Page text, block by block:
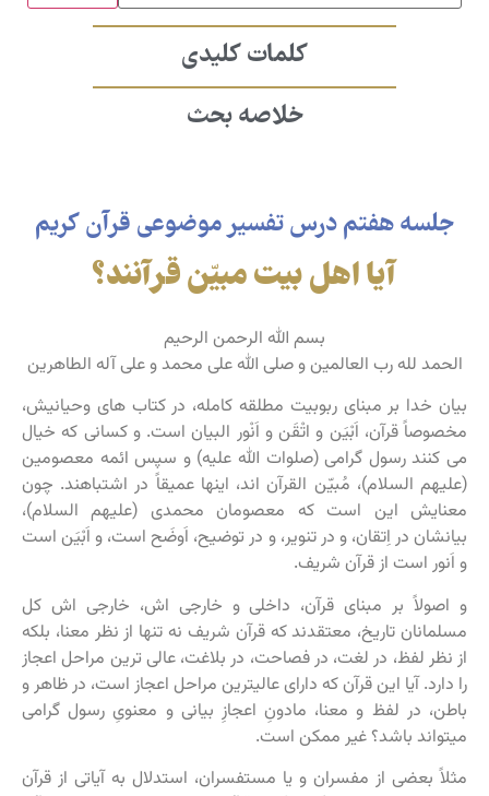
کلمات کلیدی
خلاصه بحث
جلسه هفتم درس تفسیر موضوعی قرآن کریم
آیا اهل بیت مبیّن قرآنند؟
بسم الله الرحمن الرحیم
الحمد لله رب العالمین و صلی الله علی محمد و علی آله الطاهرین
بیان خدا بر مبنای ربوبیت مطلقه کامله، در کتاب های وحیانیش،
مخصوصاً قرآن، اَبْیَن و اتْقَن و اَنْور البیان است. و کسانی که خیال
می کنند رسول گرامی (صلوات الله علیه) و سپس ائمه معصومین
(علیهم السلام)، مُبیّن القرآن اند، اینها عمیقاً در اشتباهند. چون
معنایش این است که معصومان محمدی (علیهم السلام)،
بیانشان در اِتقان، و در تنویر، و در توضیح، اَوضَح است، و اَبْیَن است
و اَنور است از قرآن شریف.
و اصولاً بر مبنای قرآن، داخلی و خارجی اش، خارجی اش کل
مسلمانان تاریخ، معتقدند که قرآن شریف نه تنها از نظر معنا، بلکه
از نظر لفظ، در لغت، در فصاحت، در بلاغت، عالی ترین مراحل اعجاز
را دارد. آیا این قرآن که دارای عالیترین مراحل اعجاز است، در ظاهر و
باطن، در لفظ و معنا، مادونِ اعجازِ بیانی و معنویِ رسول گرامی
میتواند باشد؟ غیر ممکن است.
مثلاً بعضی از مفسران و یا مستفسران، استدلال به آیاتی از قرآن